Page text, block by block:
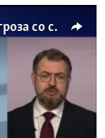
Слушания в Сенате: растущая угроза со стороны Китая может стать глобальной